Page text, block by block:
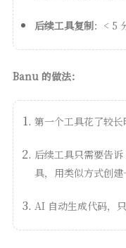
后续工具复制：< 5
Banu 的做法：
第一个工具花了较
后续工具只需要告
具，用类似方式创
AI 自动生成代码，